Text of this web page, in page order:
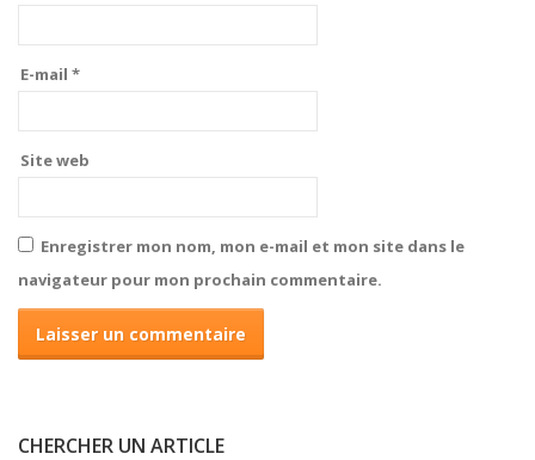
E-mail *
Site web
Enregistrer mon nom, mon e-mail et mon site dans le
navigateur pour mon prochain commentaire.
CHERCHER UN ARTICLE